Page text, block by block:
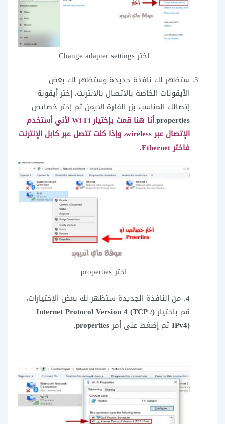
إختر Change adapter settings
ستظهر لك نافذة جديدة وستظهر لك بعض
الأيقونات الخاصة بالاتصال بالانترنت، إختر أيقونة
إتصالك المناسب بزر الفأرة الأيمن ثم إختر خصائص
properties
.
أنا هنا قمت بإختيار Wi-Fi لأني أستخدم
الإتصال عبر wireless، وإذا كنت تتصل عبر كابل الإنترنت
فاختر Ethernet.
اختر properties
4. من النافذة الجديدة ستظهر لك بعض الإختيارات،
قم باختيار (Internet Protocol Version 4 (TCP /
IPv4)ثم إضغط على أمر